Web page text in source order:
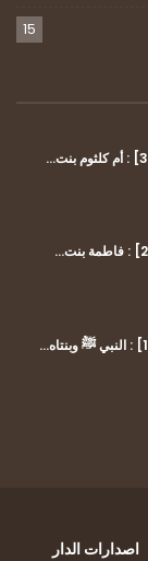
15
اصدارات الدار